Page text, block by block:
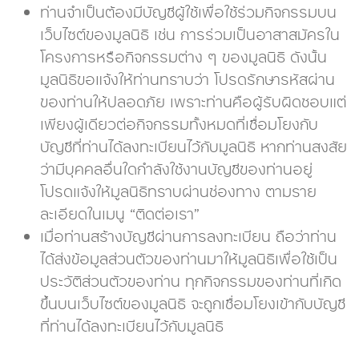
ท่านจำเป็นต้องมีบัญชีผู้ใช้เพื่อใช้ร่วมกิจกรรมบน
เว็บไซต์ของมูลนิธิ เช่น การร่วมเป็นอาสาสมัครใน
โครงการหรือกิจกรรมต่าง ๆ ของมูลนิธิ ดังนั้น
มูลนิธิขอแจ้งให้ท่านทราบว่า โปรดรักษารหัสผ่าน
ของท่านให้ปลอดภัย เพราะท่านคือผู้รับผิดชอบแต่
เพียงผู้เดียวต่อกิจกรรมทั้งหมดที่เชื่อมโยงกับ
บัญชีที่ท่านได้ลงทะเบียนไว้กับมูลนิธิ หากท่านสงสัย
ว่ามีบุคคลอื่นใดกำลังใช้งานบัญชีของท่านอยู่
โปรดแจ้งให้มูลนิธิทราบผ่านช่องทาง ตามราย
ละเอียดในเมนู “ติดต่อเรา”
เมื่อท่านสร้างบัญชีผ่านการลงทะเบียน ถือว่าท่าน
ได้ส่งข้อมูลส่วนตัวของท่านมาให้มูลนิธิเพื่อใช้เป็น
ประวัติส่วนตัวของท่าน ทุกกิจกรรมของท่านที่เกิด
ขึ้นบนเว็บไซต์ของมูลนิธิ จะถูกเชื่อมโยงเข้ากับบัญชี
ที่ท่านได้ลงทะเบียนไว้กับมูลนิธิ